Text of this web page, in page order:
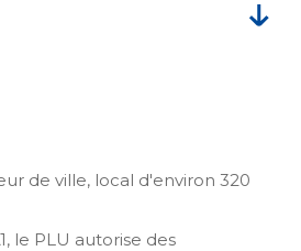
de ville, local d'environ 320
le PLU autorise des